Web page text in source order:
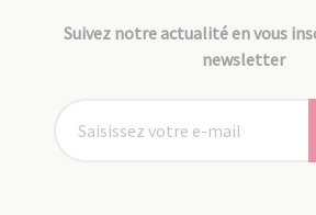
Suivez notre actualité en vous
newsletter